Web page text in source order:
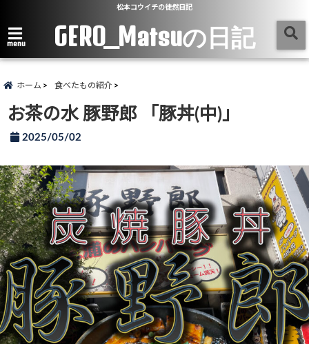
松本コウイチの徒然日記
menu GERO_Matsuの日記
ホーム 食べたもの紹介
お茶の水 豚野郎 「豚丼(中)」
2025/05/02